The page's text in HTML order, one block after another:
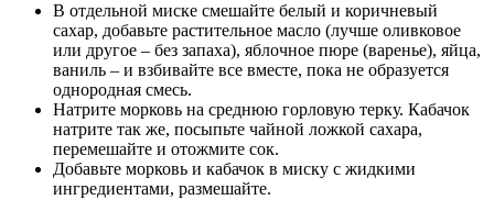
В отдельной миске смешайте белый и коричневый
сахар, добавьте растительное масло (лучше оливковое
или другое – без запаха), яблочное пюре (варенье), яйца,
ваниль – и взбивайте все вместе, пока не образуется
однородная смесь.
Натрите морковь на среднюю горловую терку. Кабачок
натрите так же, посыпьте чайной ложкой сахара,
перемешайте и отожмите сок.
Добавьте морковь и кабачок в миску с жидкими
ингредиентами, размешайте.